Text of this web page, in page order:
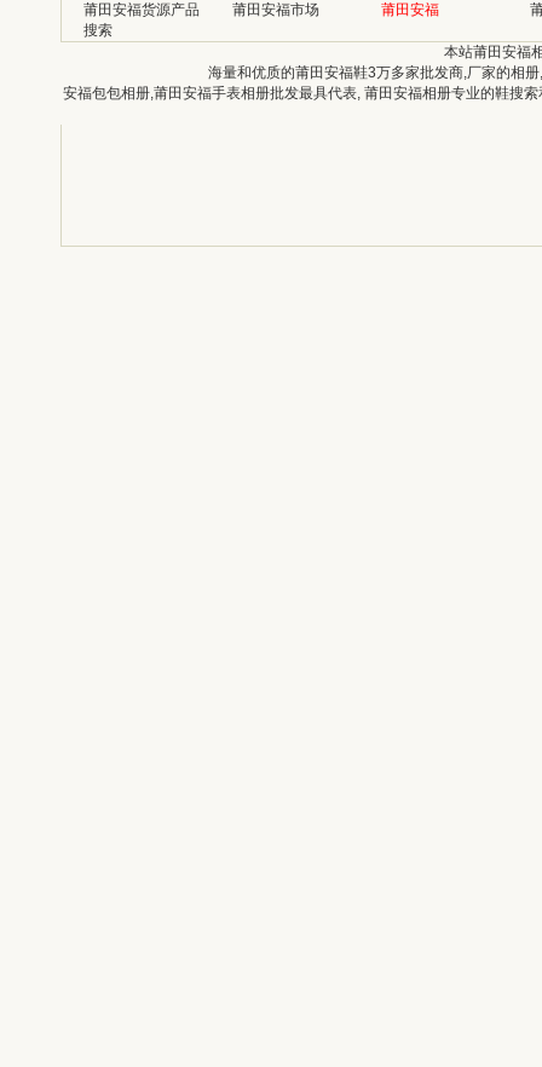
莆田安福货源产品
搜索
莆田安福市场 莆田安福
本站莆田安福
海量和优质的莆田安福鞋3万多家批发商,厂家的相
安福包包相册,莆田安福手表相册批发最具代表, 莆田安福相册专业的鞋搜